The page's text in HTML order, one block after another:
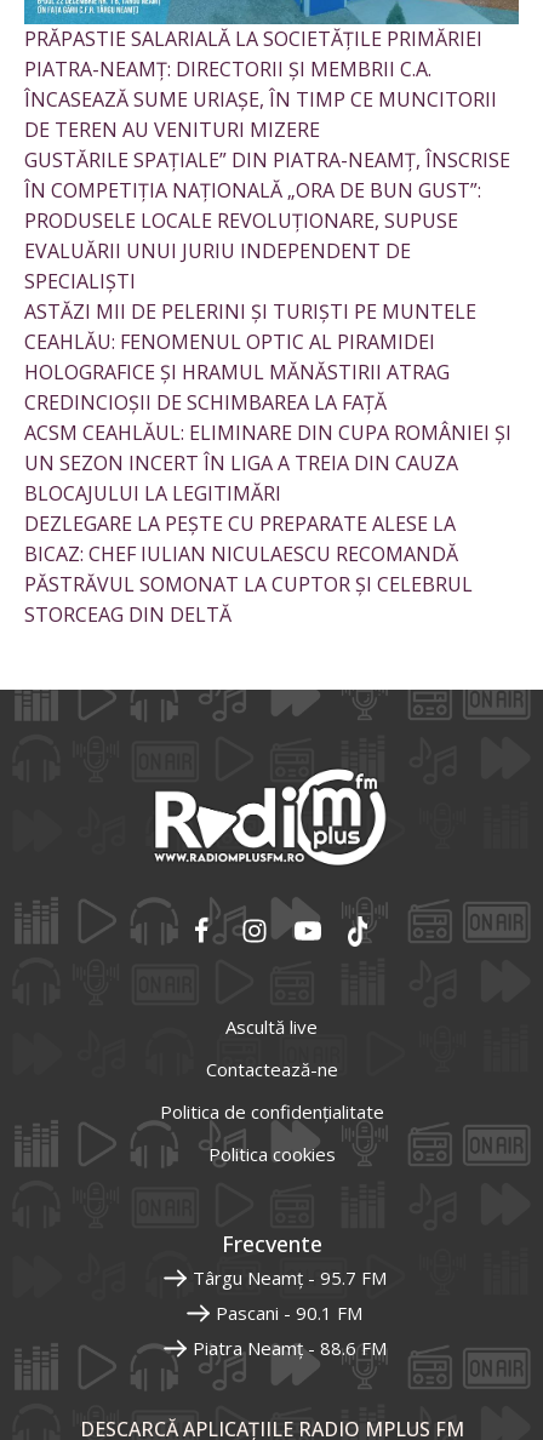
PRĂPASTIE SALARIALĂ LA SOCIETĂȚILE PRIMĂRIEI
PIATRA-NEAMȚ: DIRECTORII ȘI MEMBRII C.A.
ÎNCASEAZĂ SUME URIAȘE, ÎN TIMP CE MUNCITORII
DE TEREN AU VENITURI MIZERE
GUSTĂRILE SPAȚIALE” DIN PIATRA-NEAMȚ, ÎNSCRISE
ÎN COMPETIȚIA NAȚIONALĂ „ORA DE BUN GUST”:
PRODUSELE LOCALE REVOLUȚIONARE, SUPUSE
EVALUĂRII UNUI JURIU INDEPENDENT DE
SPECIALIȘTI
ASTĂZI MII DE PELERINI ȘI TURIȘTI PE MUNTELE
CEAHLĂU: FENOMENUL OPTIC AL PIRAMIDEI
HOLOGRAFICE ȘI HRAMUL MĂNĂSTIRII ATRAG
CREDINCIOȘII DE SCHIMBAREA LA FAȚĂ
ACSM CEAHLĂUL: ELIMINARE DIN CUPA ROMÂNIEI ȘI
UN SEZON INCERT ÎN LIGA A TREIA DIN CAUZA
BLOCAJULUI LA LEGITIMĂRI
DEZLEGARE LA PEȘTE CU PREPARATE ALESE LA
BICAZ: CHEF IULIAN NICULAESCU RECOMANDĂ
PĂSTRĂVUL SOMONAT LA CUPTOR ȘI CELEBRUL
STORCEAG DIN DELTĂ
Ascultă live
Contactează-ne
Politica de confidențialitate
Politica cookies
Frecvente
Târgu Neamț - 95.7 FM
Pascani - 90.1 FM
Piatra Neamț - 88.6 FM
DESCARCĂ APLICAȚIILE RADIO MPLUS FM